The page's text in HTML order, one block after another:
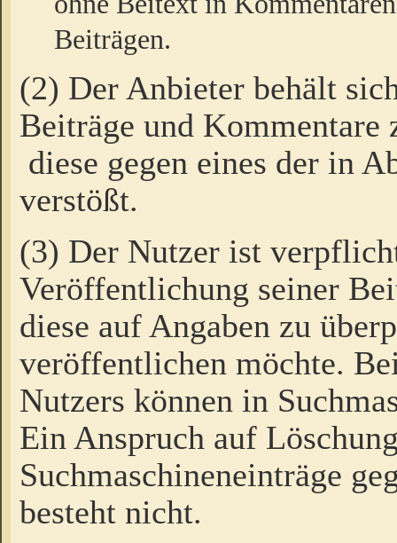
Beiträgen.
(2) Der Anbieter behält
Beiträge und Kommentare
diese gegen eines der in
verstößt.
(3) Der Nutzer ist
Veröffentlichung seiner
diese auf Angaben zu
veröffentlichen möchte.
Nutzers können in
Ein Anspruch auf
Suchmaschineneinträge
besteht nicht.